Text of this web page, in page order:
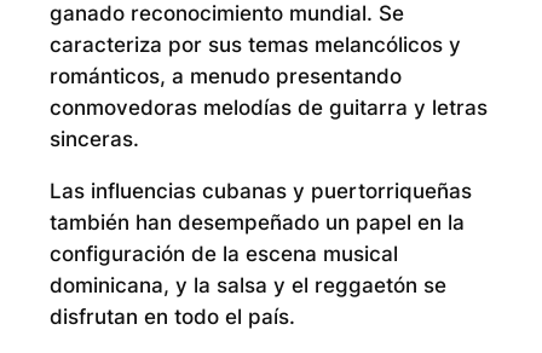
ganado reconocimiento mundial. Se
caracteriza por sus temas melancólicos y
románticos, a menudo presentando
conmovedoras melodías de guitarra y letras
sinceras.
Las influencias cubanas y puertorriqueñas
también han desempeñado un papel en la
configuración de la escena musical
dominicana, y la salsa y el reggaetón se
disfrutan en todo el país.